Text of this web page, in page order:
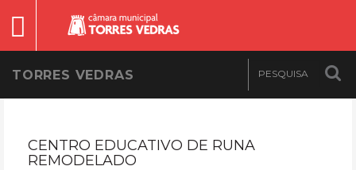
TORRES VEDRAS
CENTRO EDUCATIVO DE RUNA
REMODELADO